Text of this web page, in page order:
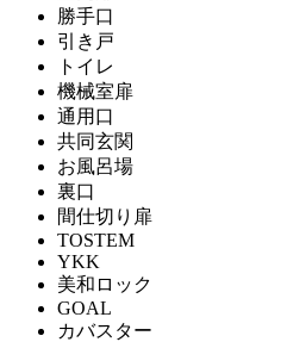
勝手口
引き戸
トイレ
機械室扉
通用口
共同玄関
お風呂場
裏口
間仕切り扉
TOSTEM
YKK
美和ロック
GOAL
カバスター